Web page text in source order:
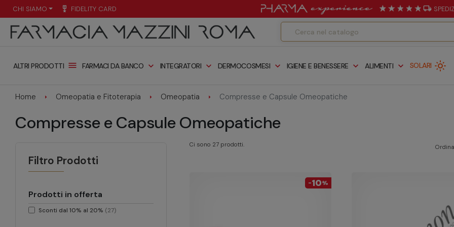
CHI SIAMO military_tech FIDELITY CARD local_shipping
ALTRI PRODOTTI menu FARMACI DA BANCO expand_more INTEGRATORI expand_more DERMOCOSMESI expand_more IGIENE E BENESSERE expand_more ALIMENTI expand_more SOLARI light_mode
Home Omeopatia e Fitoterapia Omeopatia Compresse e Capsule Omeopatiche
Compresse e Capsule Omeopatiche
Filtro Prodotti
Prodotti in offerta
Sconti dal 10% al 20% (27)
Ci sono 27 prodotti.
-10%